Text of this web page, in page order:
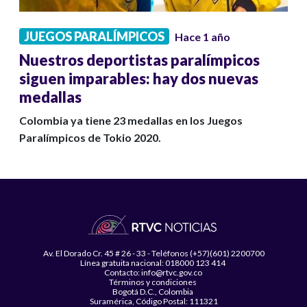
JUEGOS PARALÍMPICOS Hace 1 año
Nuestros deportistas paralímpicos
siguen imparables: hay dos nuevas
medallas
Colombia ya tiene 23 medallas en los Juegos
Paralímpicos de Tokio 2020.
Av. El Dorado Cr. 45 # 26 - 33 - Teléfonos (+57)(601) 2200700
Línea gratuita nacional: 018000 123 414
Contacto: info@rtvc.gov.co
Términos y condiciones
Bogotá D.C., Colombia
Suramérica, Código Postal: 111321